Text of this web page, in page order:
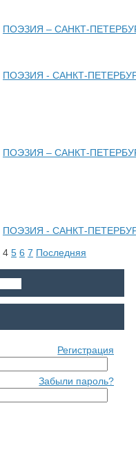
ПОЭЗИЯ – САНКТ-
ПОЭЗИЯ - САНКТ-
ПОЭЗИЯ – САНКТ-
ПОЭЗИЯ - САНКТ-
4 5 6 7 Последняя
Регистрация
Забыли пароль?